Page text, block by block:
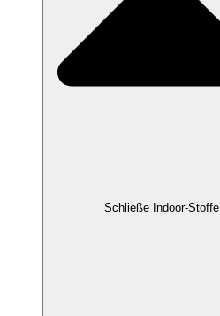
Schließe Indoor-Stoffe